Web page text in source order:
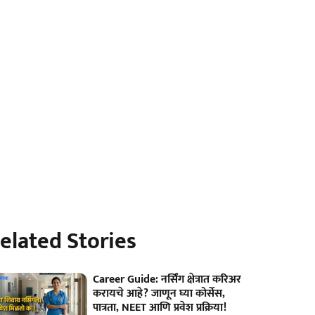
Stories
Career Guide: नर्सिंग क्षेत्रात करिअर
करायचे आहे? जाणून घ्या कोर्सेस,
पात्रता, NEET आणि प्रवेश प्रक्रिया!